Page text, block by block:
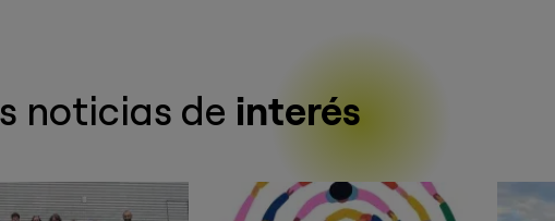
noticias de interés